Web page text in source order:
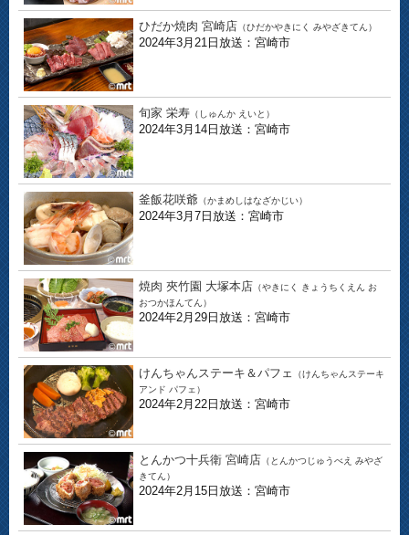
ひだか焼肉 宮崎店 （ひだかやきにく みやざきてん）
2024年3月21日放送：宮崎市
旬家 栄寿 （しゅんか えいと）
2024年3月14日放送：宮崎市
釜飯花咲爺 （かまめしはなざかじい）
2024年3月7日放送：宮崎市
焼肉 夾竹園 大塚本店 （やきにく きょうちくえん お
おつかほんてん）
2024年2月29日放送：宮崎市
けんちゃんステーキ＆パフェ
（けんちゃんステーキ
アンド パフェ）
2024年2月22日放送：宮崎市
とんかつ十兵衛 宮崎店 （とんかつじゅうべえ みやざ
きてん）
2024年2月15日放送：宮崎市